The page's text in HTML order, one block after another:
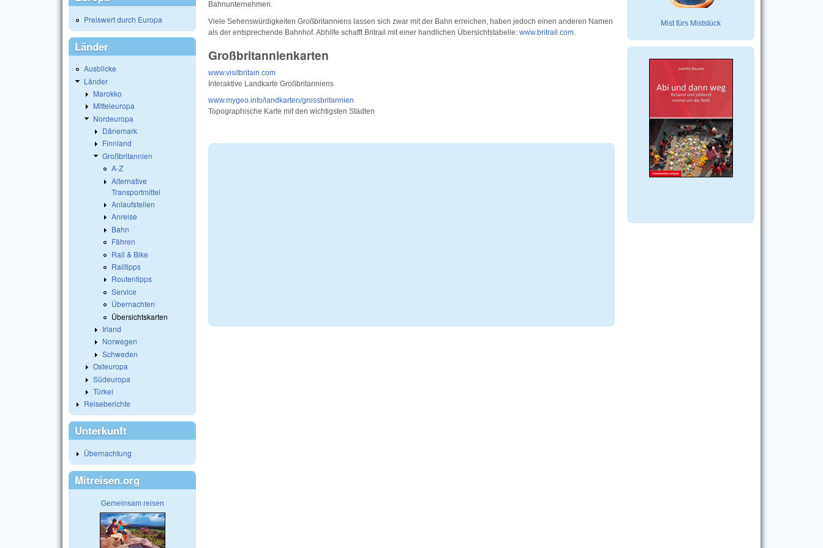
Bahnunternehmen.
Viele Sehenswürdigkeiten Großbritanniens lassen sich zwar mit der Bahn erreichen, haben jedoch einen anderen Namen
als der entsprechende Bahnhof. Abhilfe schafft Britrail mit einer handlichen Übersichtstabelle: www.britrail.com.
Großbritannienkarten
www.visitbritain.com
Interaktive Landkarte Großbritanniens
www.mygeo.info/landkarten/grossbritannien
Topographische Karte mit den wichtigsten Städten
Preiswert durch Europa
Länder
Ausblicke
Länder
Marokko
Mitteleuropa
Nordeuropa
Dänemark
Finnland
Großbritannien
A-Z
Alternative
Transportmittel
Anlaufstellen
Anreise
Bahn
Fähren
Rail & Bike
Railtipps
Routentipps
Service
Übernachten
Übersichtskarten
Irland
Norwegen
Schweden
Osteuropa
Südeuropa
Türkei
Reiseberichte
Unterkunft
Übernachtung
Mitreisen.org
Gemeinsam reisen
Mist fürs Miststück